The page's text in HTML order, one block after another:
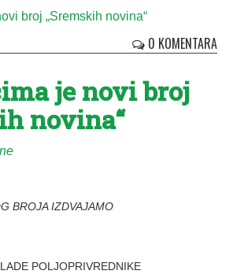
0 KOMENTARA
je novi broj
novina“
BROJA IZDVAJAMO
POLJOPRIVREDNIKE